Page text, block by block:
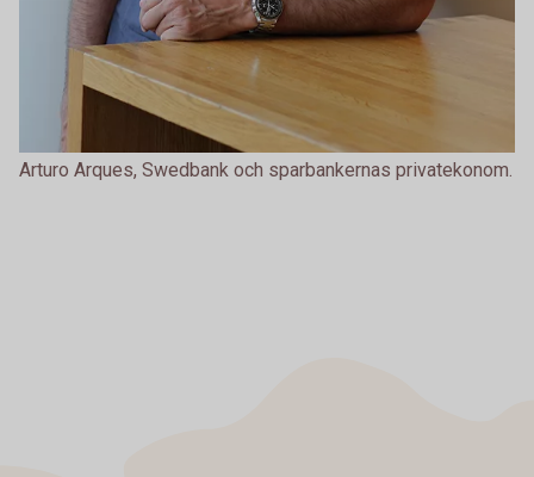
Arturo Arques, Swedbank och sparbankernas privatekonom.